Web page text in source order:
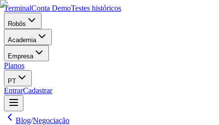
TerminalConta DemoTestes históricos
Robôs
Academia
Empresa
Planos
PT
EntrarCadastrar
Blog/Negociação